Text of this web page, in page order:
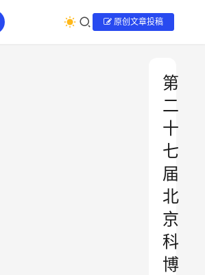
原创文章投稿
第
二
十
七
届
北
京
科
博